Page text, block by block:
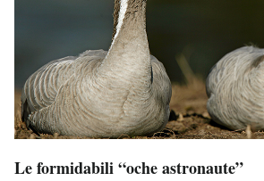
Le formidabili “oche astronaute”